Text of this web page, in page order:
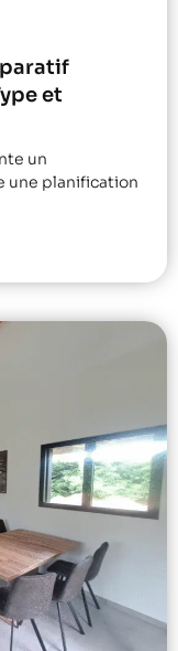
et
un
une planification